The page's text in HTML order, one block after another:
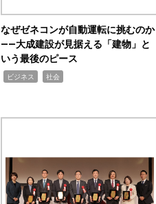
なぜゼネコンが自動運転に挑むのか
――大成建設が見据える「建物」と
いう最後のピース
ビジネス 社会